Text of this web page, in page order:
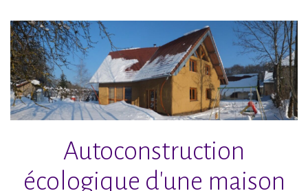
Accéder
au
contenu
principal
Autoconstruction
écologique d'une maison